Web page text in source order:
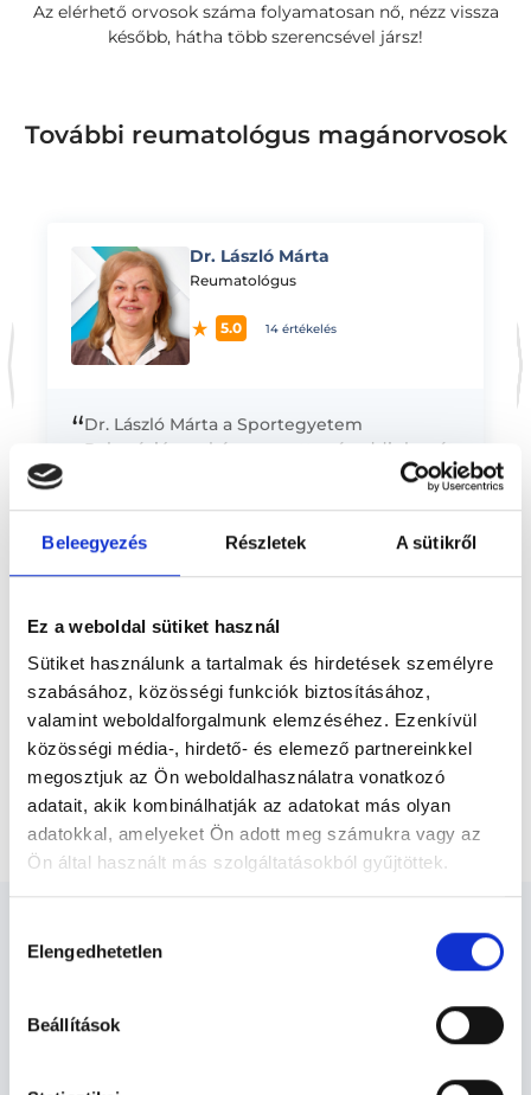
Beleegyezés Részletek A sütikről
Ez a weboldal sütiket használ
Sütiket használunk a tartalmak és hirdetések személyre
szabásához, közösségi funkciók biztosításához,
valamint weboldalforgalmunk elemzéséhez. Ezenkívül
közösségi média-, hirdető- és elemező partnereinkkel
megosztjuk az Ön weboldalhasználatra vonatkozó
adatait, akik kombinálhatják az adatokat más olyan
adatokkal, amelyeket Ön adott meg számukra vagy az
Ön által használt más szolgáltatásokból gyűjtöttek.
szabályzat:https://foglaljorvost.hu/info/foglaljorvost-
kiválasztása
Elengedhetetlen
Beállítások
Az elérhető orvosok száma folyamatosan nő, nézz vissza
később, hátha több szerencsével jársz!
További reumatológus magánorvosok
Dr. László Márta
Reumatológus
5.0 14 értékelés
“Dr. László Márta a Sportegyetem
Rekreációs szakán szerzett másoddiplomát.
A Parádfürdői Állami Kórházban dolgozott
fürdőjének kialakításában a szakmai...
Előző
* Szakorvos jelölt (rezidens): általános orvosi oklevéllel rendelkező
megszerzésére irányuló képzésben vesz részt. Ezen orvosok által
önállóan nem végezhető szakmai tevékenységért teljes
felelősséggel tartozik és azt közvetlenül felügyeli az egészségügyi
szakorvosjelölt önállóan láthat el feladatokat. A foglaljorvost.hu
felelősségét kizárja esetleges névazonosságért bármely szakorvos
és szakorvosjelölt esetén.
Főoldal Reumatológus Paravert injekció
Reumatológus - Reumatológia